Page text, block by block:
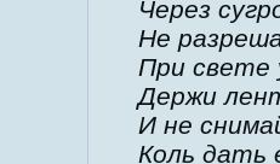
Через
Не
При свете
Держи
И не
Коль дать